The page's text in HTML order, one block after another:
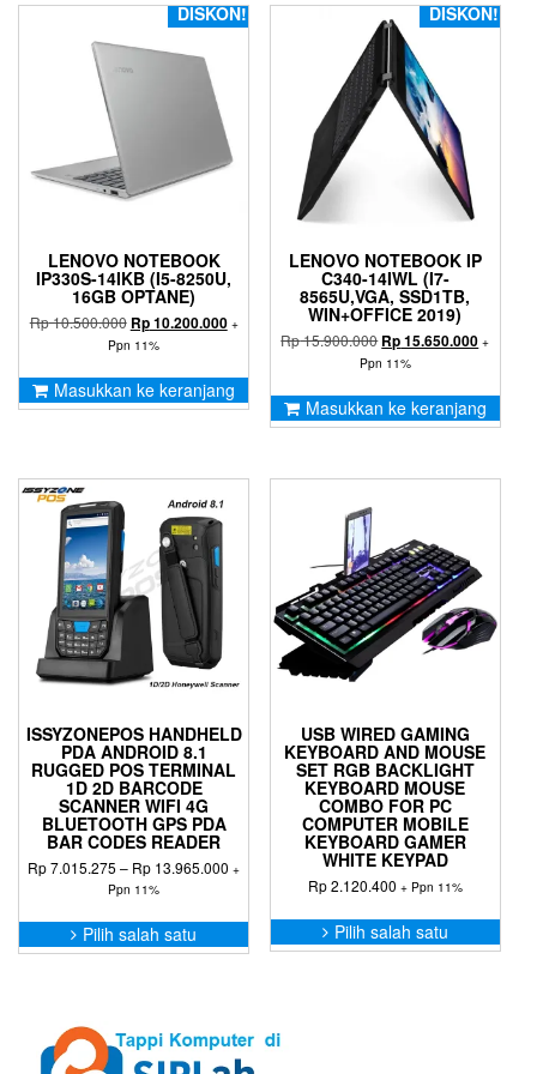
DISKON!
LENOVO NOTEBOOK
IP330S-14IKB (I5-8250U,
16GB OPTANE)
Rp10.500.000 Harga
aslinya
Rp 10.500.000.
Rp10.200.000Harga
adalah:
Rp 10.200.000.
+
Ppn 11%
Masukkan ke keranjang
DISKON!
LENOVO NOTEBOOK IP
C340-14IWL (I7-
8565U,VGA, SSD1TB,
WIN+OFFICE 2019)
Rp15.900.000 Harga
aslinya
Rp 15.900.000.
Rp15.650.000Harga
adalah:
Rp
+
Ppn 11%
Masukkan ke keranjang
ISSYZONEPOS HANDHELD
PDA ANDROID 8.1
RUGGED POS TERMINAL
1D 2D BARCODE
SCANNER WIFI 4G
BLUETOOTH GPS PDA
BAR CODES READER
Rp7.015.275 – Rp 13.965.000 Rentang
hingga
Rp 13.965.000
+
Ppn 11%
Pilih salah satu
Produk
Pilihan
ini
USB WIRED GAMING
KEYBOARD AND MOUSE
SET RGB BACKLIGHT
KEYBOARD MOUSE
COMBO FOR PC
COMPUTER MOBILE
KEYBOARD GAMER
WHITE KEYPAD
Rp2.120.400 + Ppn 11%
Pilih salah satu